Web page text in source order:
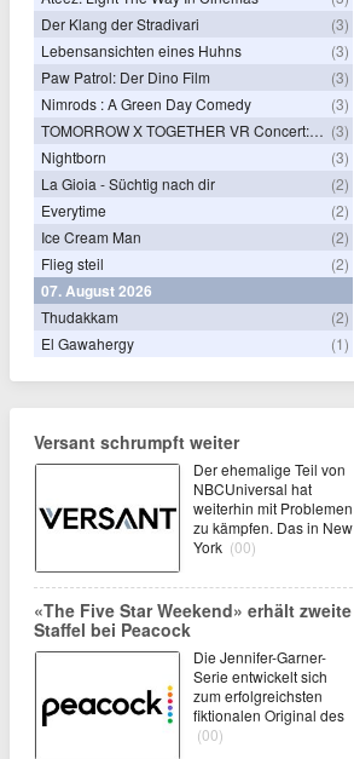
Der Klang der Stradivari
(3)
Lebensansichten eines Huhns
(3)
Paw Patrol: Der Dino Film
(3)
Nimrods : A Green Day Comedy
(3)
TOMORROW X TOGETHER VR Concert: Endless Ride (3)
Nightborn
(3)
La Gioia - Süchtig nach dir
(2)
Everytime
(2)
Ice Cream Man
(2)
Flieg steil
(2)
07. August 2026
Thudakkam
(2)
El Gawahergy
(1)
Versant schrumpft weiter
Der ehemalige Teil von
NBCUniversal hat
weiterhin mit Problemen
zu kämpfen. Das in New
York (00)
«The Five Star Weekend» erhält zweite
Staffel bei Peacock
Die Jennifer-Garner-
Serie entwickelt sich
zum erfolgreichsten
fiktionalen Original des
(00)